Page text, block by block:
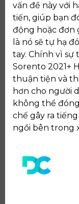
vấn đề này với
tiến, giúp bạn
động hoặc đơn
là nó sẽ tự hạ
tay. Chính vì sự
Sorento 2021+
thuận tiện và
hơn cho người
không thể
chế gây ra
ngồi bên trong